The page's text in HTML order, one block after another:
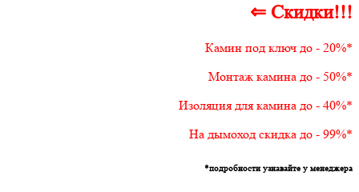
⇐ Скидки!!!
Камин под ключ до - 20%*
Монтаж камина до - 50%*
Изоляция для камина до - 40%*
На дымоход скидка до - 99%*
*подробности узнавайте у менеджера